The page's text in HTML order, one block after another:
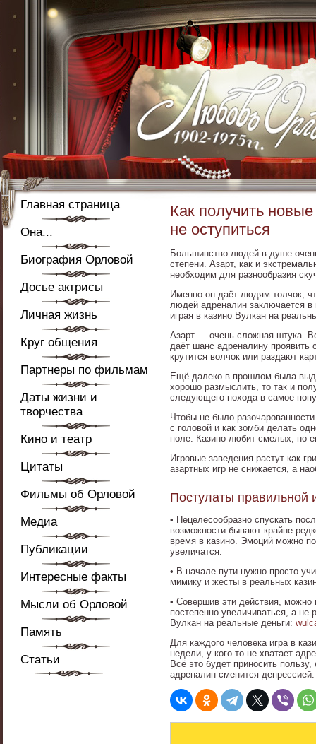
Главная страница
Она...
Биография Орловой
Досье актрисы
Личная жизнь
Круг общения
Партнеры по фильмам
Даты жизни и
творчества
Кино и театр
Цитаты
Фильмы об Орловой
Медиа
Публикации
Интересные факты
Мысли об Орловой
Память
Статьи
Как получить
не оступиться
Большинство людей в душе
степени. Азарт, как и
необходим для разнообразия
Именно он даёт людям толчок,
людей адреналин заключается в
играя в казино Вулкан на
Азарт — очень сложная штука.
даёт шанс адреналину проявить
крутится волчок или раздают
Ещё далеко в прошлом была
хорошо размыслить, то так и
следующего похода в самое
Чтобы не было
с головой и как зомби делать
поле. Казино любит смелых, но
Игровые заведения растут как
азартных игр не снижается, а
Постулаты правильной
• Нецелесообразно спускать
возможности бывают крайне
время в казино. Эмоций можно
увеличатся.
• В начале пути нужно просто
мимику и жесты в реальных
• Совершив эти действия,
постепенно увеличиваться, а не
Вулкан на реальные деньги:
Для каждого человека игра в
недели, у кого-то не хватает
Всё это будет приносить
адреналин сменится депрессией.